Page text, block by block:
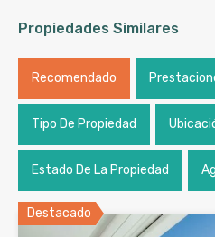
Propiedades Similares
Recomendado
Tipo De Propiedad
Estado De La Propiedad
Destacado